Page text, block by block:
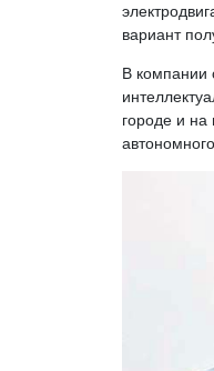
вариант
В компании
городе и